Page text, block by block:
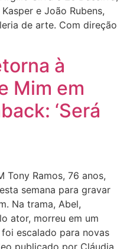
e João Rubens,
de arte. Com direção
à
Mim em
‘Será
Tony Ramos, 76 anos,
semana para gravar
Na trama, Abel,
ator, morreu em um
escalado para novas